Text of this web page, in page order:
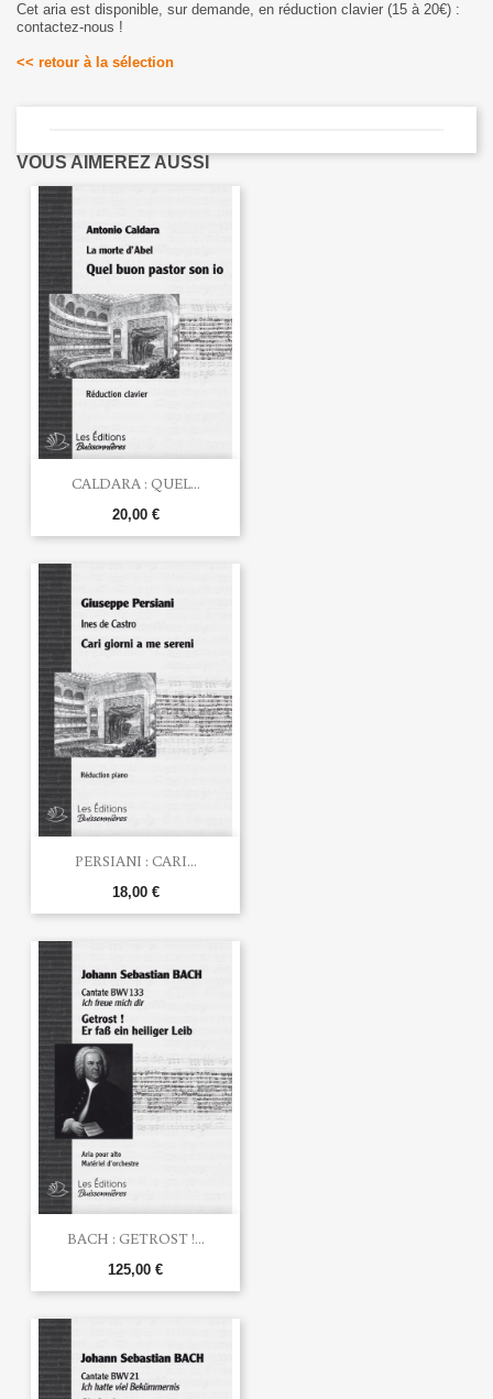
Cet aria est disponible, sur demande, en réduction clavier (15 à 20€) :
contactez-nous !
<< retour à la sélection
VOUS AIMEREZ AUSSI
CALDARA : QUEL...
20,00 €
PERSIANI : CARI...
18,00 €
BACH : GETROST !...
125,00 €